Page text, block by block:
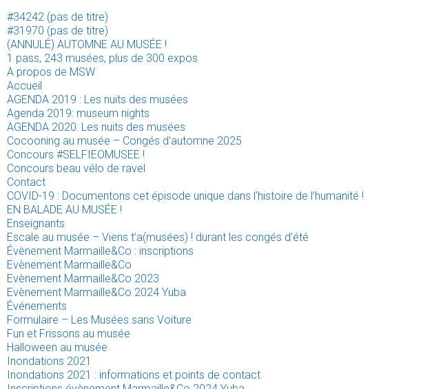
#34242 (pas de titre)
#31970 (pas de titre)
(ANNULÉ) AUTOMNE AU MUSÉE !
1 pass, 243 musées, plus de 300 expos
A propos de MSW
Accueil
AGENDA 2019 : Les nuits des musées
Agenda 2019: museum nights
AGENDA 2020: Les nuits des musées
Cocooning au musée – Congés d’automne 2025
Concours #SELFIEOMUSEE !
Concours beau vélo de ravel
Contact
COVID-19 : Documentons cet épisode unique dans l’histoire de l’humanité !
EN BALADE AU MUSÉE !
Enseignants
Escale au musée – Viens t’a(musées) ! durant les congés d’été
Évènement Marmaille&Co : inscriptions
Evènement Marmaille&Co
Evènement Marmaille&Co 2023
Evènement Marmaille&Co 2024 Yuba
Événements
Formulaire – Les Musées sans Voiture
Fun et Frissons au musée
Halloween au musée
Inondations 2021
Inondations 2021 : informations et points de contact